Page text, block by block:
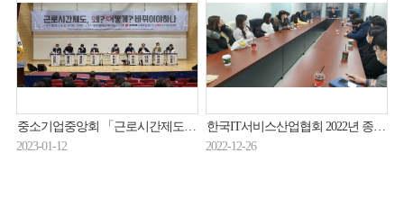
중소기업중앙회 「근로시간제도, 왜? 어떻게? 바뀌어야하나」토론회(23.01.09.)
2023-01-12
한국IT서비스산업협회 2022년 종무식 개최(22.12.19.)
2022-12-26